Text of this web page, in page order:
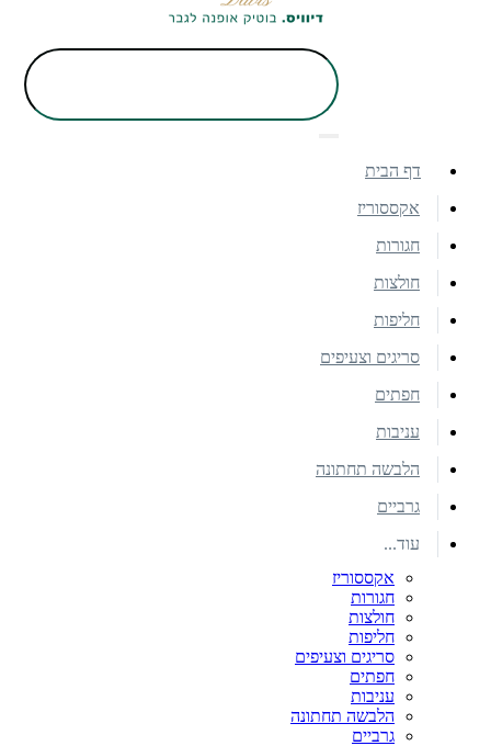
דף הבית
אקססוריז
חגורות
חולצות
חליפות
סריגים וצעיפים
חפתים
עניבות
הלבשה תחתונה
גרביים
עוד...
אקססוריז
חגורות
חולצות
חליפות
סריגים וצעיפים
חפתים
עניבות
הלבשה תחתונה
גרביים